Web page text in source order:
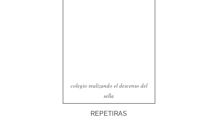
colegio realizando el descenso del
sella
REPETIRAS